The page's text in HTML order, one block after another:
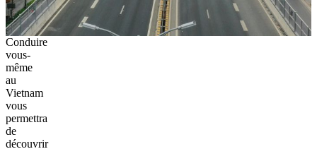
Conduire
vous-
même
au
Vietnam
vous
permettra
de
découvrir